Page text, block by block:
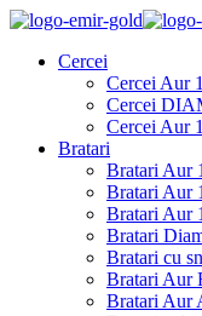
Cercei
Cercei Aur
Cercei
Cercei Aur
Bratari
Bratari Aur
Bratari Aur
Bratari Aur
Bratari
Bratari cu
Bratari Aur
Bratari Aur